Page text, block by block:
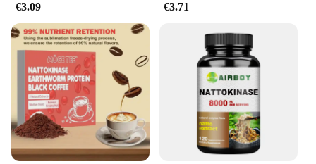
€3.09 €3.71